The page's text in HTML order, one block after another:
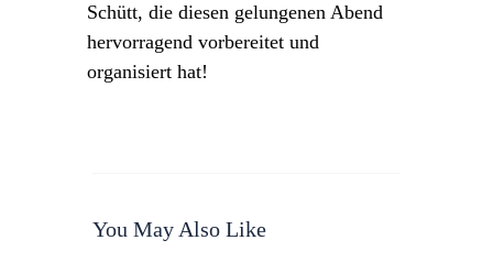
Schütt, die diesen gelungenen Abend
hervorragend vorbereitet und
organisiert hat!
You May Also Like